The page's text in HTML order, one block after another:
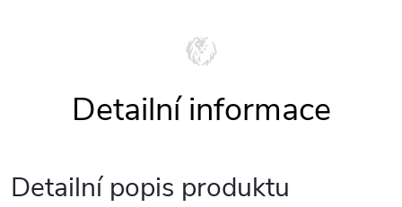
Detailní popis produktu